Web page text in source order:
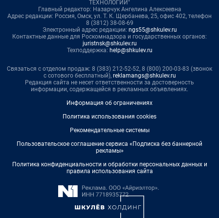
ТЕХНОЛОГИИ"
Главный редактор: Назарчук Ангелина Алексеевна
Адрес редакции: Россия, Омск, ул. Т. К. Щербанева, 25, офис 402, телефон
8 (3812) 38-08-69
Электронный адрес редакции: ngs55@shkulev.ru
Контактные данные для Роскомнадзора и государственных органов:
juristnsk@shkulev.ru
Техподдержка: help@shkulev.ru
Связаться с отделом продаж: 8 (383) 212-52-52, 8 (800) 200-03-83 (звонок
с сотового бесплатный), reklamangs@shkulev.ru
Редакция сайта не несет ответственности за достоверность
информации, содержащейся в рекламных объявлениях.
Информация об ограничениях
Политика использования cookies
Рекомендательные системы
Пользовательское соглашение сервиса «Подписка без баннерной
рекламы»
Политика конфиденциальности и обработки персональных данных и
правила использования сайта